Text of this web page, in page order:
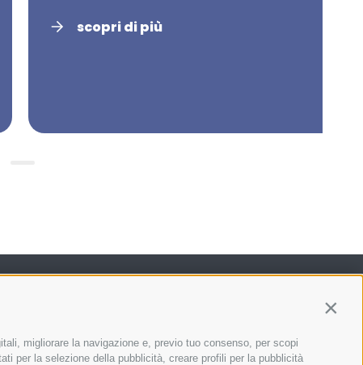
migliorare la navigazione e, previo tuo consenso, per scopi
per la selezione della pubblicità, creare profili per la pubblicità
scopri di più
Facebook